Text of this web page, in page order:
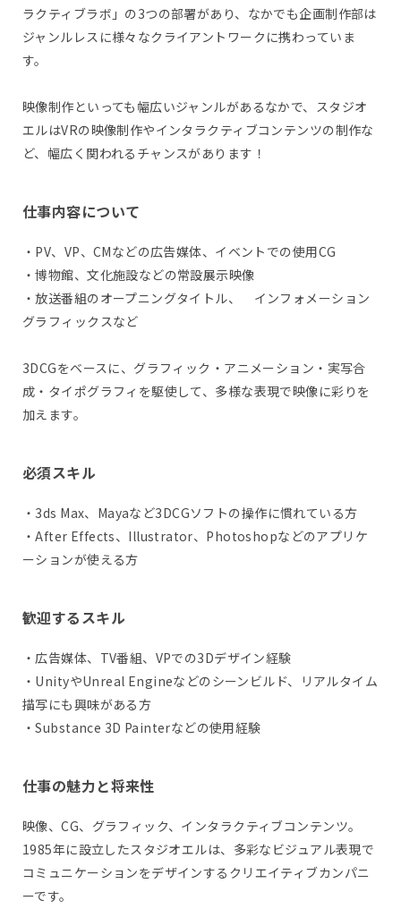
ラクティブラボ」の3つの部署があり、なかでも企画制作部は
ジャンルレスに様々なクライアントワークに携わっていま
す。
映像制作といっても幅広いジャンルがあるなかで、スタジオ
エルはVRの映像制作やインタラクティブコンテンツの制作な
ど、幅広く関われるチャンスがあります！
仕事内容について
・PV、VP、CMなどの広告媒体、イベントでの使用CG
・博物館、文化施設などの常設展示映像
・放送番組のオープニングタイトル、 インフォメーション
グラフィックスなど
3DCGをベースに、グラフィック・アニメーション・実写合
成・タイポグラフィを駆使して、多様な表現で映像に彩りを
加えます。
必須スキル
・3ds Max、Mayaなど3DCGソフトの操作に慣れている方
・After Effects、Illustrator、Photoshopなどのアプリケ
ーションが使える方
歓迎するスキル
・広告媒体、TV番組、VPでの3Dデザイン経験
・UnityやUnreal Engineなどのシーンビルド、リアルタイム
描写にも興味がある方
・Substance 3D Painterなどの使用経験
仕事の魅力と将来性
映像、CG、グラフィック、インタラクティブコンテンツ。
1985年に設立したスタジオエルは、多彩なビジュアル表現で
コミュニケーションをデザインするクリエイティブカンパニ
ーです。